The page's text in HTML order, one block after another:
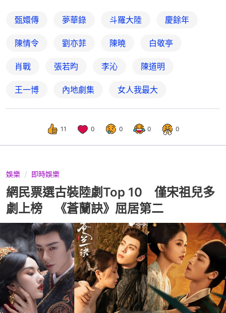
甄嬛傳 夢華錄 斗羅大陸 慶餘年
陳情令 劉亦菲 陳曉 白敬亭
肖戰 張若昀 李沁 陳道明
王一博 內地劇集 女人我最大
11 0 0 0 0
娛樂 即時娛樂
網民票選古裝陸劇Top 10 僅宋祖兒多
劇上榜 《蒼蘭訣》屈居第二